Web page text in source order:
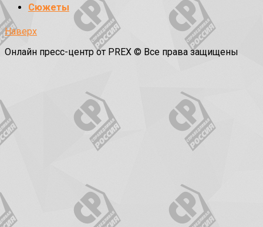
Сюжеты
Наверх
Онлайн пресс-центр от PREX © Все права защищены